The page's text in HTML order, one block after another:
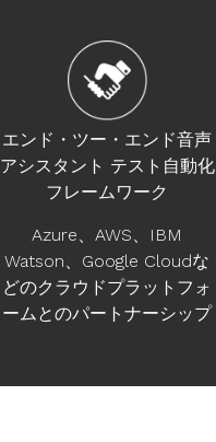
エンド・ツー・エンド音声
アシスタント テスト自動化
フレームワーク
Azure、AWS、IBM
Watson、Google Cloudな
どのクラウドプラットフォ
ームとのパートナーシップ